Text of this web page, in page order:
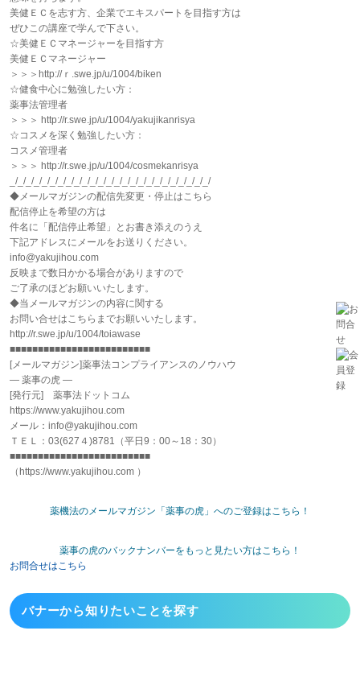
美健ＥＣを志す方、企業でエキスパートを目指す方は
ぜひこの講座で学んで下さい。
☆美健ＥＣマネージャーを目指す方
美健ＥＣマネージャー
＞＞＞http://ｒ.swe.jp/u/1004/biken
☆健食中心に勉強したい方：
薬事法管理者
＞＞＞ http://r.swe.jp/u/1004/yakujikanrisya
☆コスメを深く勉強したい方：
コスメ管理者
＞＞＞ http://r.swe.jp/u/1004/cosmekanrisya
_/_/_/_/_/_/_/_/_/_/_/_/_/_/_/_/_/_/_/_/_/_/_/_/_/
◆メールマガジンの配信先変更・停止はこちら
配信停止を希望の方は
件名に「配信停止希望」とお書き添えのうえ
下記アドレスにメールをお送りください。
info@yakujihou.com
反映まで数日かかる場合がありますので
ご了承のほどお願いいたします。
◆当メールマガジンの内容に関する
お問い合せはこちらまでお願いいたします。
http://r.swe.jp/u/1004/toiawase
■■■■■■■■■■■■■■■■■■■■■■■■■
[メールマガジン]薬事法コンプライアンスのノウハウ
― 薬事の虎 ―
[発行元] 薬事法ドットコム
https://www.yakujihou.com
メール：info@yakujihou.com
ＴＥＬ：03(627４)8781（平日9：00～18：30）
■■■■■■■■■■■■■■■■■■■■■■■■■
（https://www.yakujihou.com ）
薬機法のメールマガジン「薬事の虎」へのご登録はこちら！
薬事の虎のバックナンバーをもっと見たい方はこちら！
お問合せはこちら
バナーから知りたいことを探す